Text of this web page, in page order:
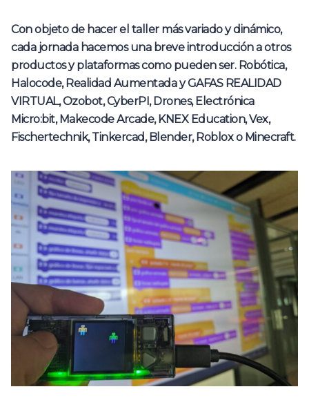
Con objeto de hacer el taller más variado y dinámico,
cada jornada hacemos una breve introducción a otros
productos y plataformas como pueden ser. Robótica,
Halocode, Realidad Aumentada y GAFAS REALIDAD
VIRTUAL, Ozobot, CyberPI, Drones, Electrónica
Micro:bit, Makecode Arcade, KNEX Education, Vex,
Fischertechnik, Tinkercad, Blender, Roblox o Minecraft.